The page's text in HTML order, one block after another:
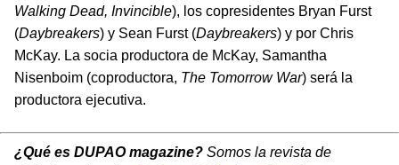
Walking Dead, Invincible), los copresidentes Bryan Furst
(Daybreakers) y Sean Furst (Daybreakers) y por Chris
McKay. La socia productora de McKay, Samantha
Nisenboim (coproductora, The Tomorrow War) será la
productora ejecutiva.
¿Qué es DUPAO magazine? Somos la revista de